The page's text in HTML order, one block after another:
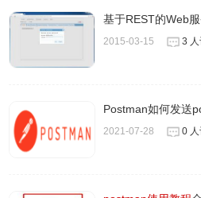
在发起请求之前执行的脚本，例如
random变量，就是每次请求之前
在收到response之后执行的测试
有四种形式可以选择，form-data
form-urlencoded是表单常用的格
数据
是未经处理的数据，Preview可以
基于REST的Web
2015-03-15 3
Postman如何发送
2021-07-28 0